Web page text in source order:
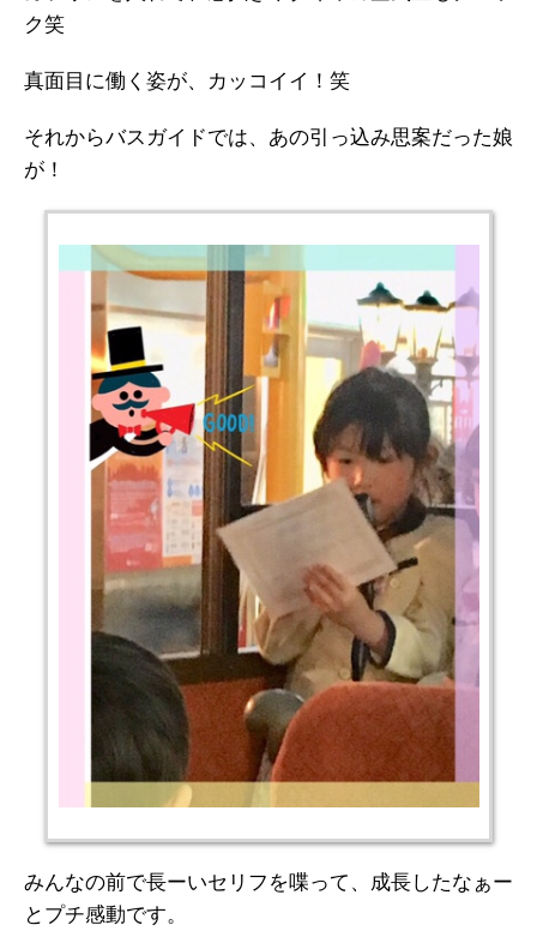
ク笑
真面目に働く姿が、カッコイイ！笑
それからバスガイドでは、あの引っ込み思案だった娘
が！
みんなの前で長ーいセリフを喋って、成長したなぁー
とプチ感動です。